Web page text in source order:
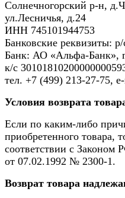
Солнечногорский р-н,
ул.Лесничья, д.24
ИНН 745101944753
Банковские реквизиты:
Банк: АО «Альфа-Банк»,
к/с
тел. +7 (499) 213-27-75,
Условия возврата
Если по каким-либо
приобретенного товара,
соответствии с Законом
от 07.02.1992 № 2300-1.
Возврат товара